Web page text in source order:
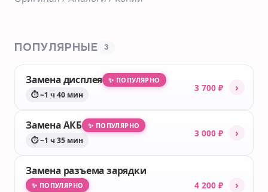
ПОПУЛЯРНЫЕ 3
Замена дисплея ✨ ПОПУЛЯРНО
⏱ ~1 ч 40 мин
3 700 ₽ ›
Замена АКБ ✨ ПОПУЛЯРНО
⏱ ~1 ч 35 мин
3 000 ₽ ›
Замена разъема зарядки
✨ ПОПУЛЯРНО 4 200 ₽ ›